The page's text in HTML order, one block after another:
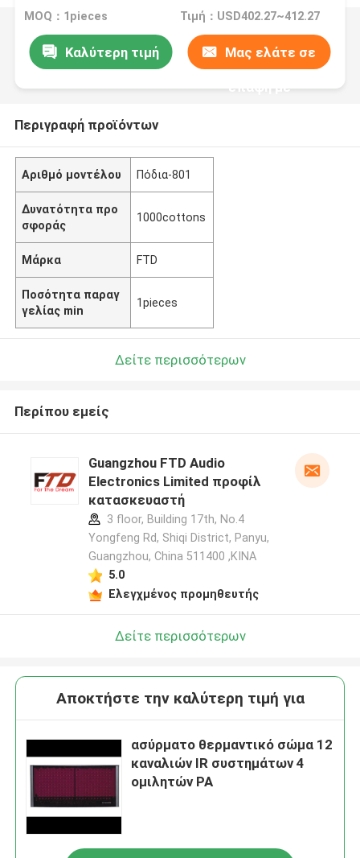
MOQ：1pieces Τιμή：USD402.27~412.27
Καλύτερη τιμή Μας ελάτε σε
επαφή με
Περιγραφή προϊόντων
Αριθμό μοντέλου Πόδια-801
Δυνατότητα προ
σφοράς
1000cottons
Μάρκα FTD
Ποσότητα παραγ
γελίας min
1pieces
Δείτε περισσότερων
Περίπου εμείς
Guangzhou FTD Audio
Electronics Limited προφίλ
κατασκευαστή
3 floor, Building 17th, No.4
Yongfeng Rd, Shiqi District, Panyu,
Guangzhou, China 511400 ,ΚΙΝΑ
5.0
Ελεγχμένος προμηθευτής
Δείτε περισσότερων
Αποκτήστε την καλύτερη τιμή για
ασύρματο θερμαντικό σώμα 12
καναλιών IR συστημάτων 4
ομιλητών PA